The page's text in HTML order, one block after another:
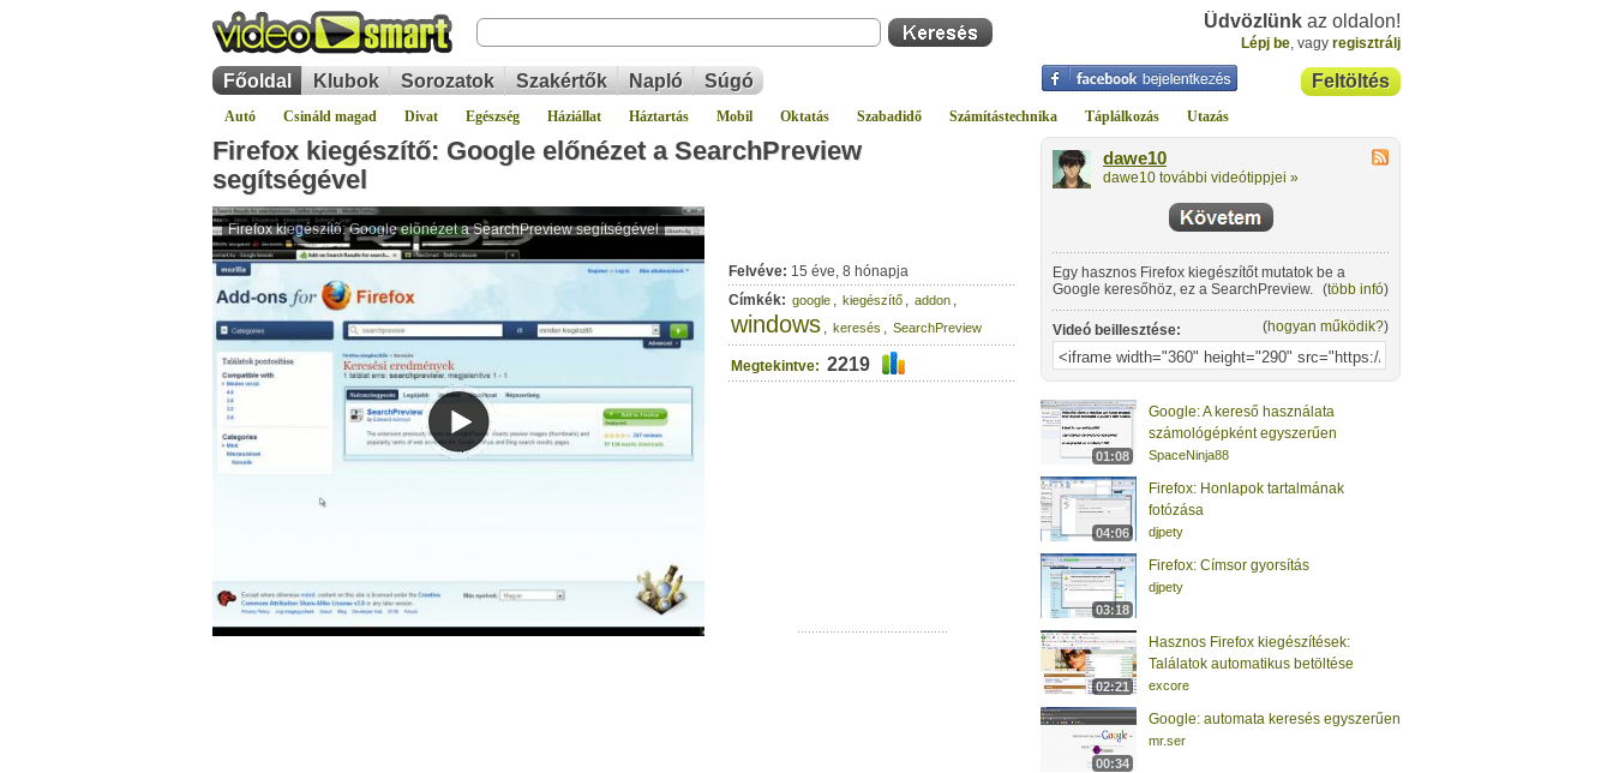
Üdvözlünk az oldalon!
Lépj be, vagy regisztrálj
Feltöltés
Főoldal Klubok Sorozatok Szakértők Napló Súgó
Autó Csináld magad Divat Egészség Háziállat Háztartás Mobil Oktatás Szabadidő Számítástechnika Táplálkozás Utazás
Firefox kiegészítő: Google előnézet a SearchPreview
segítségével
Felvéve: 15 éve, 8 hónapja
Címkék: google , kiegészítő , addon ,
windows , keresés , SearchPreview
Megtekintve: 2219
dawe10
dawe10 további videótippjei »
Egy hasznos Firefox kiegészítőt mutatok be a
Google keresőhöz, ez a SearchPreview. (több infó)
Videó beillesztése: (hogyan működik?)
01:08
Google: A kereső használata
számológépként egyszerűen
SpaceNinja88
04:06
Firefox: Honlapok tartalmának
fotózása
djpety
03:18
Firefox: Címsor gyorsítás
djpety
02:21
Hasznos Firefox kiegészítések:
Találatok automatikus betöltése
excore
00:34
Google: automata keresés egyszerűen
mr.ser